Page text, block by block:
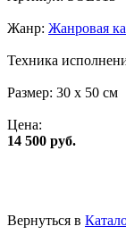
Жанр: Жанровая
Техника
Размер: 30 x 50 см
Цена:
14 500 руб.
Вернуться в